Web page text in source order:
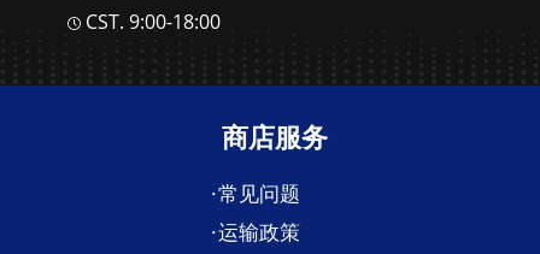
CST. 9:00-18:00
商店服务
常见问题
运输政策